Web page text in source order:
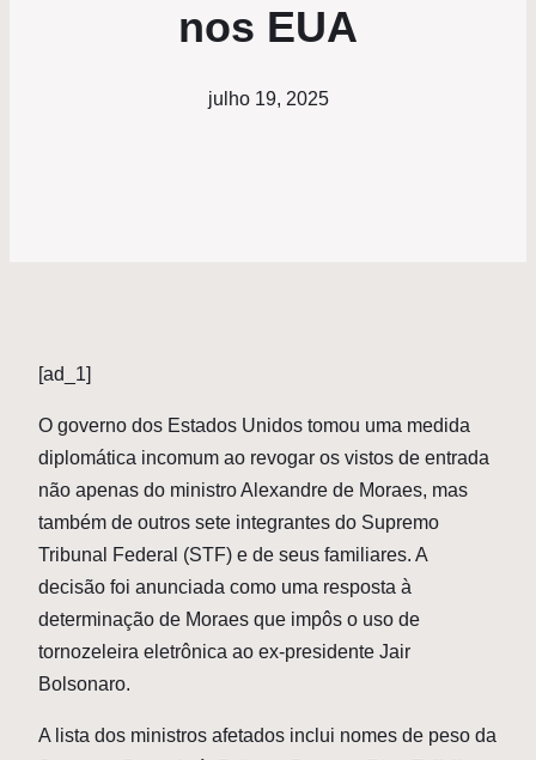
nos EUA
julho 19, 2025
[ad_1]
O governo dos Estados Unidos tomou uma medida
diplomática incomum ao revogar os vistos de entrada
não apenas do ministro Alexandre de Moraes, mas
também de outros sete integrantes do Supremo
Tribunal Federal (STF) e de seus familiares. A
decisão foi anunciada como uma resposta à
determinação de Moraes que impôs o uso de
tornozeleira eletrônica ao ex-presidente Jair
Bolsonaro.
A lista dos ministros afetados inclui nomes de peso da